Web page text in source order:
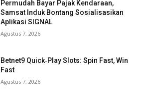
Permudah Bayar Pajak Kendaraan,
Samsat Induk Bontang Sosialisasikan
Aplikasi SIGNAL
Agustus 7, 2026
Betnet9 Quick‑Play Slots: Spin Fast, Win
Fast
Agustus 7, 2026